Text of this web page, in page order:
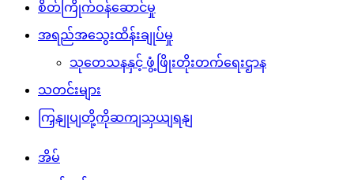
စိတ်ကြိုက်ဝန်ဆောင်မှု
အရည်အသွေးထိန်းချုပ်မှု
သုတေသနနှင့် ဖွံ့ဖြိုးတိုးတက်ရေးဌာန
သတင်းများ
ကြှနျုပျတို့ကိုဆကျသှယျရနျ
အိမ်